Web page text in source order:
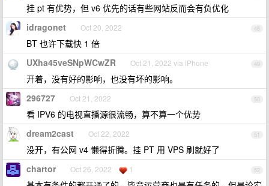
挂 pt 有优势，但 v6 优先的话有些网站反而会有负优化
48
idragonet Oct 20, 2022
BT 也许下载快 1 倍
49
UXha45veSNpWCwZR Oct 21, 2022 via iPhone
开着，没有好的影响，也没有坏的影响。
50
296727 Oct 21, 2022
看 IPV6 的电视直播源很流畅，算不算一个优势
51
dream2cast Oct 22, 2022
没开，有公网 v4 懒得折腾。挂 PT 用 VPS 刷就好了
52
chartor Oct 26, 2022 1